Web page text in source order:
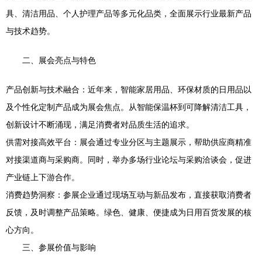
具、清洁用品、个人护理产品等多元化品类，全面展示行业最新产品
与技术趋势。
二、展会亮点与特色
产品创新与技术融合：近年来，智能家居用品、环保材质的日用品以
及个性化定制产品成为展会焦点。从智能保温杯到可降解清洁工具，
创新设计不断涌现，满足消费者对品质生活的追求。
供需对接高效平台：展会通过专业分区与主题展示，帮助供应商精准
对接渠道商与采购商。同时，举办多场行业论坛与采购洽谈会，促进
产业链上下游合作。
消费趋势洞察：参展企业通过现场互动与新品发布，直接获取消费者
反馈，及时调整产品策略。绿色、健康、便捷成为日用百货发展的核
心方向。
三、参展价值与影响